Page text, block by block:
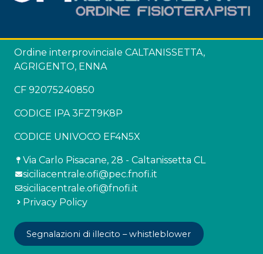
Ordine interprovinciale CALTANISSETTA,
AGRIGENTO, ENNA
CF 92075240850
CODICE IPA 3FZT9K8P
CODICE UNIVOCO EF4N5X
Via Carlo Pisacane, 28 - Caltanissetta CL
siciliacentrale.ofi@pec.fnofi.it
siciliacentrale.ofi@fnofi.it
Privacy Policy
Segnalazioni di illecito – whistleblower